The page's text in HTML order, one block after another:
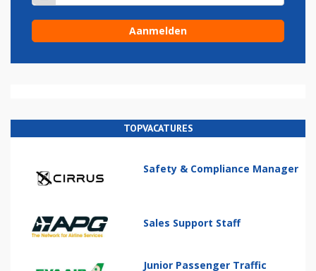
TOPVACATURES
Safety & Compliance Manager
Sales Support Staff
Junior Passenger Traffic